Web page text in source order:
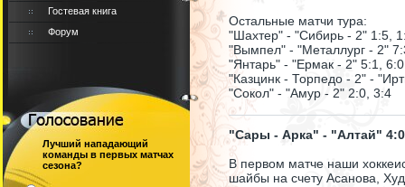
Гостевая книга
Форум
Лучший нападающий
команды в первых матчах
сезона?
Остальные матчи тура:
"Шахтер" - "Сибирь - 2" 1:5,
"Вымпел" - "Металлург - 2"
"Янтарь" - "Ермак - 2" 5:1, 6:0
"Казцинк - Торпедо - 2" -
"Сокол" - "Амур - 2" 2:0, 3:4
"Сары - Арка" - "Алтай" 4:0
В первом матче наши
шайбы на счету Асанова,